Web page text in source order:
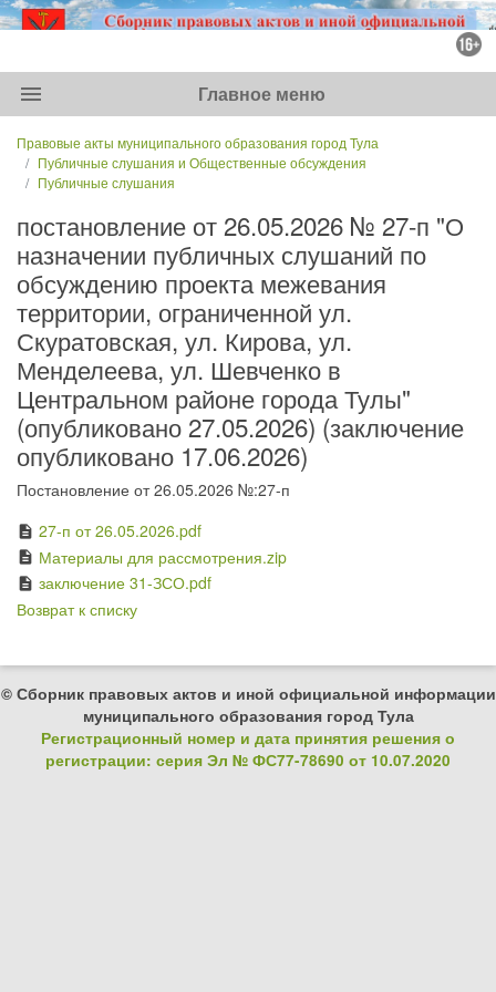
menu Главное меню
Правовые акты муниципального образования город Тула
Публичные слушания и Общественные обсуждения
Публичные слушания
постановление от 26.05.2026 № 27-п "О
назначении публичных слушаний по
обсуждению проекта межевания
территории, ограниченной ул.
Скуратовская, ул. Кирова, ул.
Менделеева, ул. Шевченко в
Центральном районе города Тулы"
(опубликовано 27.05.2026) (заключение
опубликовано 17.06.2026)
Постановление от 26.05.2026 №:27-п
description 27-п от 26.05.2026.pdf
description Материалы для рассмотрения.zip
description заключение 31-ЗСО.pdf
Возврат к списку
© Сборник правовых актов и иной официальной информации
муниципального образования город Тула
Регистрационный номер и дата принятия решения о
регистрации: серия Эл № ФС77-78690 от 10.07.2020